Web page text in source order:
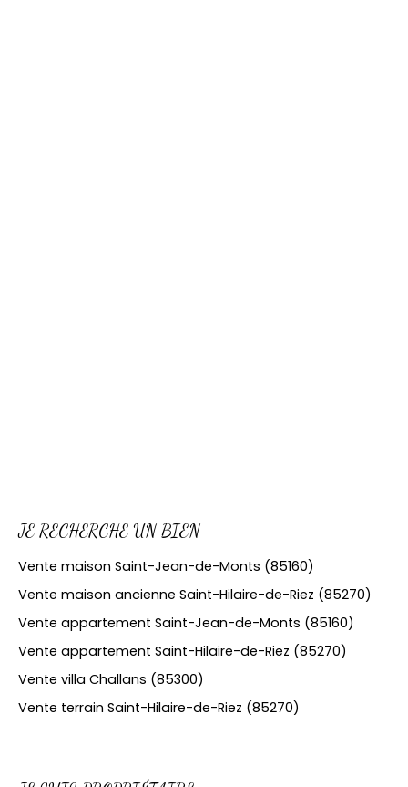
JE RECHERCHE UN BIEN
Vente maison Saint-Jean-de-Monts (85160)
Vente maison ancienne Saint-Hilaire-de-Riez (85270)
Vente appartement Saint-Jean-de-Monts (85160)
Vente appartement Saint-Hilaire-de-Riez (85270)
Vente villa Challans (85300)
Vente terrain Saint-Hilaire-de-Riez (85270)